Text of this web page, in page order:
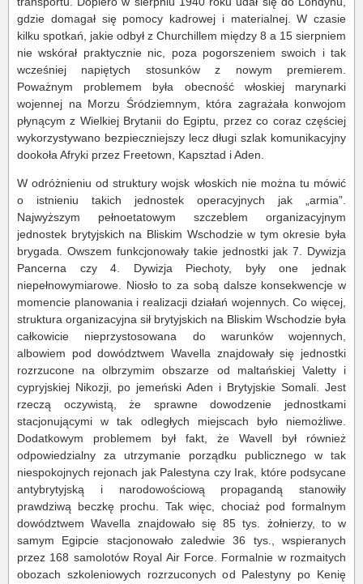
gdzie domagał się pomocy kadrowej i materialnej. W czasie
kilku spotkań, jakie odbył z Churchillem między 8 a 15 sierpniem
nie wskórał praktycznie nic, poza pogorszeniem swoich i tak
wcześniej napiętych stosunków z nowym premierem.
Poważnym problemem była obecność włoskiej marynarki
wojennej na Morzu Śródziemnym, która zagrażała konwojom
płynącym z Wielkiej Brytanii do Egiptu, przez co coraz częściej
wykorzystywano bezpieczniejszy lecz długi szlak komunikacyjny
dookoła Afryki przez Freetown, Kapsztad i Aden.
W odróżnieniu od struktury wojsk włoskich nie można tu mówić
o istnieniu takich jednostek operacyjnych jak „armia”.
Najwyższym pełnoetatowym szczeblem organizacyjnym
jednostek brytyjskich na Bliskim Wschodzie w tym okresie była
brygada. Owszem funkcjonowały takie jednostki jak 7. Dywizja
Pancerna czy 4. Dywizja Piechoty, były one jednak
niepełnowymiarowe. Niosło to za sobą dalsze konsekwencje w
momencie planowania i realizacji działań wojennych. Co więcej,
struktura organizacyjna sił brytyjskich na Bliskim Wschodzie była
całkowicie nieprzystosowana do warunków wojennych,
albowiem pod dowództwem Wavella znajdowały się jednostki
rozrzucone na olbrzymim obszarze od maltańskiej Valetty i
cypryjskiej Nikozji, po jemeński Aden i Brytyjskie Somali. Jest
rzeczą oczywistą, że sprawne dowodzenie jednostkami
stacjonującymi w tak odległych miejscach było niemożliwe.
Dodatkowym problemem był fakt, że Wavell był również
odpowiedzialny za utrzymanie porządku publicznego w tak
niespokojnych rejonach jak Palestyna czy Irak, które podsycane
antybrytyjską i narodowościową propagandą stanowiły
prawdziwą beczkę prochu. Tak więc, chociaż pod formalnym
dowództwem Wavella znajdowało się 85 tys. żołnierzy, to w
samym Egipcie stacjonowało zaledwie 36 tys., wspieranych
przez 168 samolotów Royal Air Force. Formalnie w rozmaitych
obozach szkoleniowych rozrzuconych od Palestyny po Kenię